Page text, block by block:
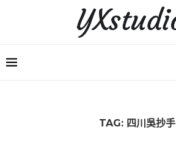
TAG: 四川吳抄手